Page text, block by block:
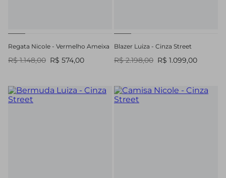
Regata Nicole - Vermelho Ameixa
R$ 1.148,00 R$ 574,00
Blazer Luiza - Cinza Street
R$ 2.198,00 R$ 1.099,00